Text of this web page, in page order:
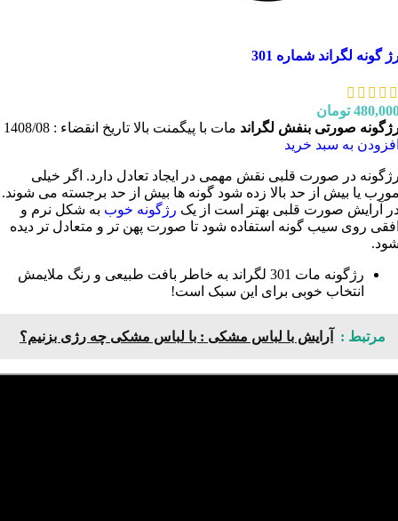
گونه لگراند شماره 301
تومان
صورتی بنفش لگراند مات با پیگمنت بالا تاریخ انقضاء : 1408/08
به سبد خرید
در صورت قلبی نقش مهمی در ایجاد تعادل دارد. اگر خیلی
یا بیش از حد بالا زده شود گونه ها بیش از حد برجسته می شوند.
آرایش صورت قلبی بهتر است از یک رژگونه خوب به شکل نرم و
روی سیب گونه استفاده شود تا صورت پهن تر و متعادل تر دیده
رژگونه مات 301 لگراند به خاطر بافت طبیعی و رنگ ملایمش
انتخاب خوبی برای این سبک است!
مرتبط : آرایش با لباس مشکی :‌ با لباس مشکی چه رژی بزنیم؟